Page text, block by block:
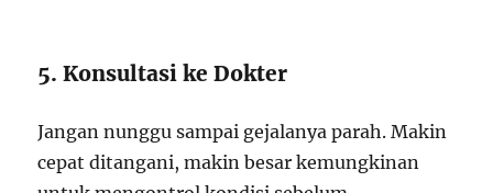
5. Konsultasi ke Dokter
Jangan nunggu sampai gejalanya parah. Makin
cepat ditangani, makin besar kemungkinan